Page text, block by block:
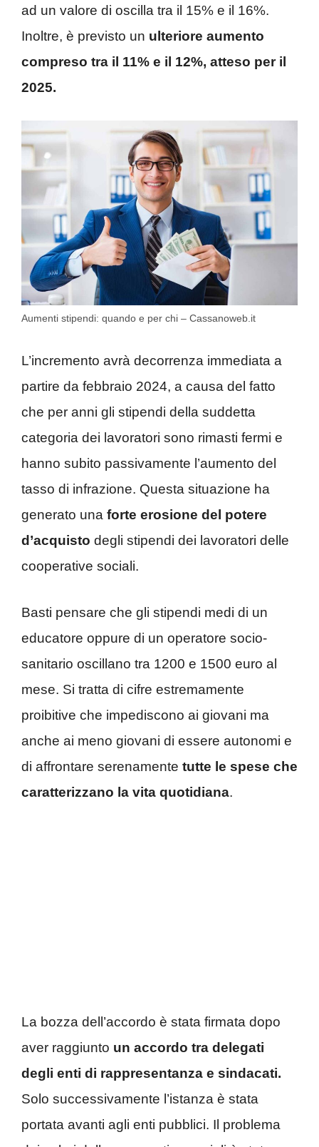
ad un valore di oscilla tra il 15% e il 16%.
Inoltre, è previsto un ulteriore aumento
compreso tra il 11% e il 12%, atteso per il
2025.
Aumenti stipendi: quando e per chi – Cassanoweb.it
L’incremento avrà decorrenza immediata a
partire da febbraio 2024, a causa del fatto
che per anni gli stipendi della suddetta
categoria dei lavoratori sono rimasti fermi e
hanno subito passivamente l’aumento del
tasso di infrazione. Questa situazione ha
generato una forte erosione del potere
d’acquisto degli stipendi dei lavoratori delle
cooperative sociali.
Basti pensare che gli stipendi medi di un
educatore oppure di un operatore socio-
sanitario oscillano tra 1200 e 1500 euro al
mese. Si tratta di cifre estremamente
proibitive che impediscono ai giovani ma
anche ai meno giovani di essere autonomi e
di affrontare serenamente tutte le spese che
caratterizzano la vita quotidiana.
La bozza dell’accordo è stata firmata dopo
aver raggiunto un accordo tra delegati
degli enti di rappresentanza e sindacati.
Solo successivamente l’istanza è stata
portata avanti agli enti pubblici. Il problema